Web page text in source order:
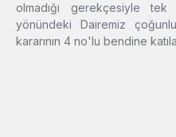
olmadığı gerekçesiyle
yönündeki Dairemiz
kararının 4 no'lu bendine